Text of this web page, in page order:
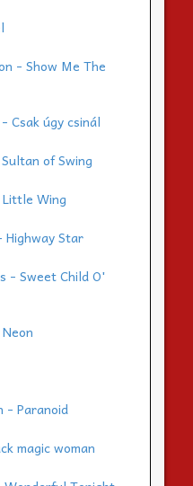
- Show Me The
Csak úgy csinál
of Swing
Wing
Highway Star
- Sweet Child O'
- Paranoid
magic woman